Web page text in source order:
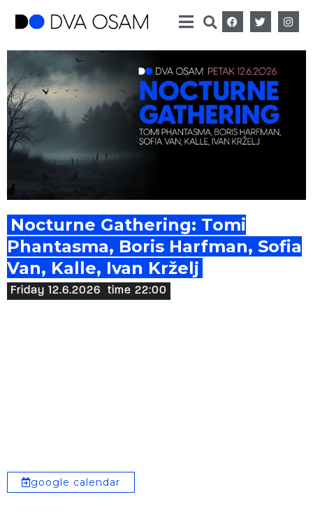
Nocturne Gathering: Tomi
Phantasma, Boris Harfman, Sofia
Van, Kalle, Ivan Krželj
Friday 12.6.2026 time 22:00
google calendar